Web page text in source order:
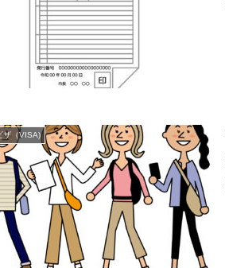
ザ（VISA)